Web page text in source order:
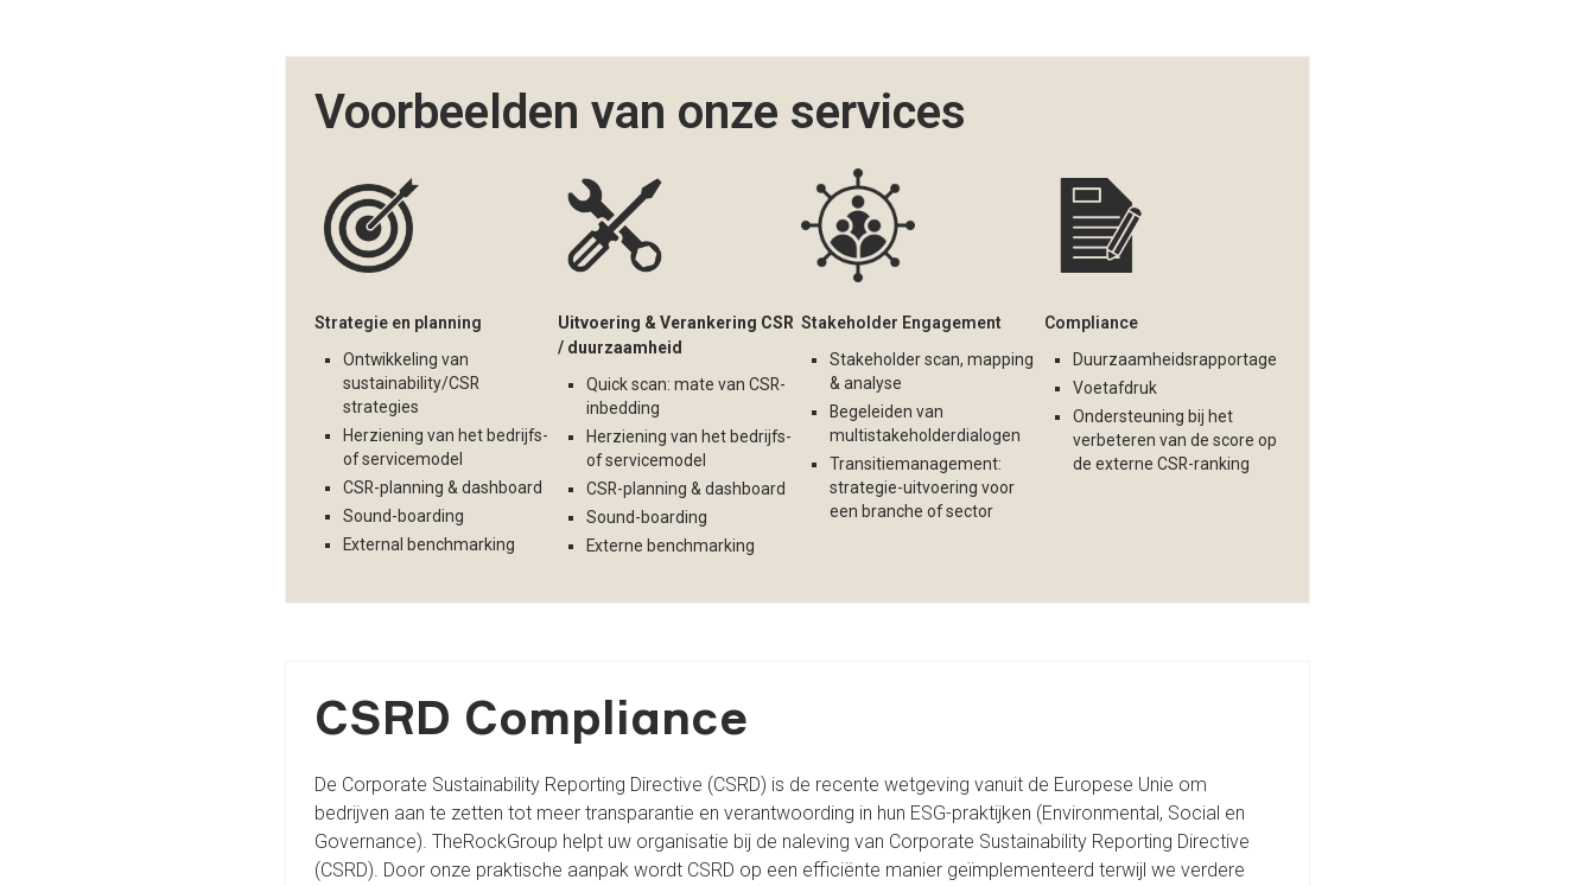
Voorbeelden van onze services
Strategie en planning
Ontwikkeling van
sustainability/CSR
strategies
Herziening van het bedrijfs-
of servicemodel
CSR-planning & dashboard
Sound-boarding
External benchmarking
Uitvoering & Verankering CSR
/ duurzaamheid
Quick scan: mate van CSR-
inbedding
Herziening van het bedrijfs-
of servicemodel
CSR-planning & dashboard
Sound-boarding
Externe benchmarking
Stakeholder Engagement
Stakeholder scan, mapping
& analyse
Begeleiden van
multistakeholderdialogen
Transitiemanagement:
strategie-uitvoering voor
een branche of sector
Compliance
Duurzaamheidsrapportage
Voetafdruk
Ondersteuning bij het
verbeteren van de score op
de externe CSR-ranking
CSRD Compliance
De Corporate Sustainability Reporting Directive (CSRD) is de recente wetgeving vanuit de Europese Unie om
bedrijven aan te zetten tot meer transparantie en verantwoording in hun ESG-praktijken (Environmental, Social en
Governance). TheRockGroup helpt uw organisatie bij de naleving van Corporate Sustainability Reporting Directive
(CSRD). Door onze praktische aanpak wordt CSRD op een efficiënte manier geïmplementeerd terwijl we verdere